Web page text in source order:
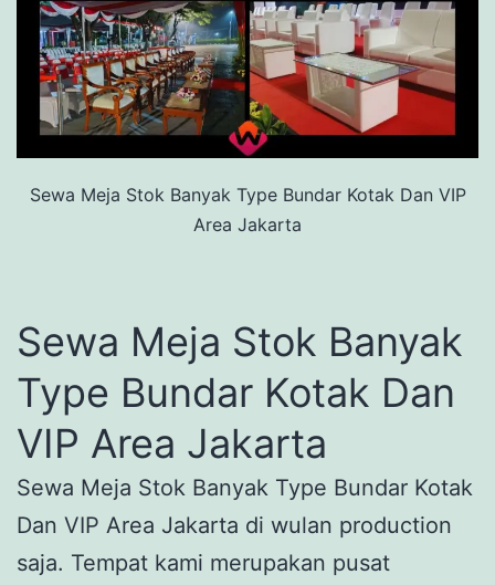
Sewa Meja Stok Banyak Type Bundar Kotak Dan VIP
Area Jakarta
Sewa Meja Stok Banyak
Type Bundar Kotak Dan
VIP Area Jakarta
Sewa Meja Stok Banyak Type Bundar Kotak
Dan VIP Area Jakarta di wulan production
saja. Tempat kami merupakan pusat